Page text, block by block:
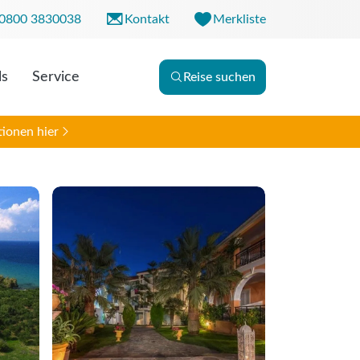
3830038
09:00 - 18:00 Uhr
Kontakt Merkliste
Service Reise suchen
hier